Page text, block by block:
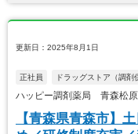
更新日：2025年8月1日
正社員 ドラッグストア（調剤
ハッピー調剤薬局 青森松
【青森県青森市】